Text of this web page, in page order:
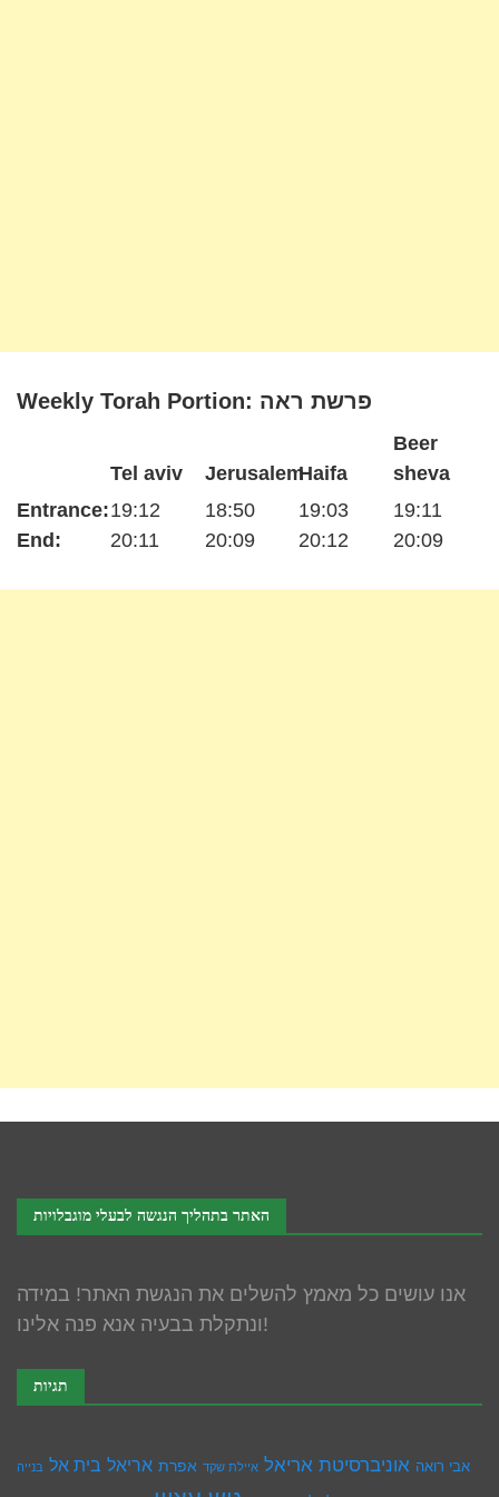
Weekly Torah Portion: פרשת ראה
Entrance:
End:
Tel aviv
19:12
20:11
Jerusalem
18:50
20:09
Haifa
19:03
20:12
Beer
sheva
19:11
20:09
האתר בתהליך הנגשה לבעלי מוגבלויות
אנו עושים כל מאמץ להשלים את הנגשת האתר! במידה
ונתקלת בבעיה אנא פנה אלינו!
תגיות
אבי רואה אוניברסיטת אריאל איילת שקד אפרת אריאל בית אל בנייה